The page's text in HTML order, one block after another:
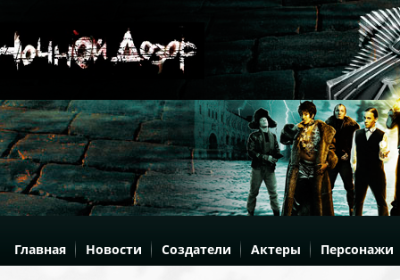
Главная Новости Создатели Актеры Персонажи